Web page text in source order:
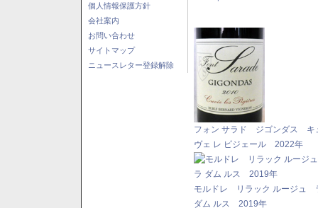
個人情報保護方針
会社案内
お問い合わせ
サイトマップ
ニュースレター登録解除
フォン サラド ジゴンダス キ
ヴェ レ ピジェール 2022年
モルドレ リラック ルージュ
ダム ルス 2019年